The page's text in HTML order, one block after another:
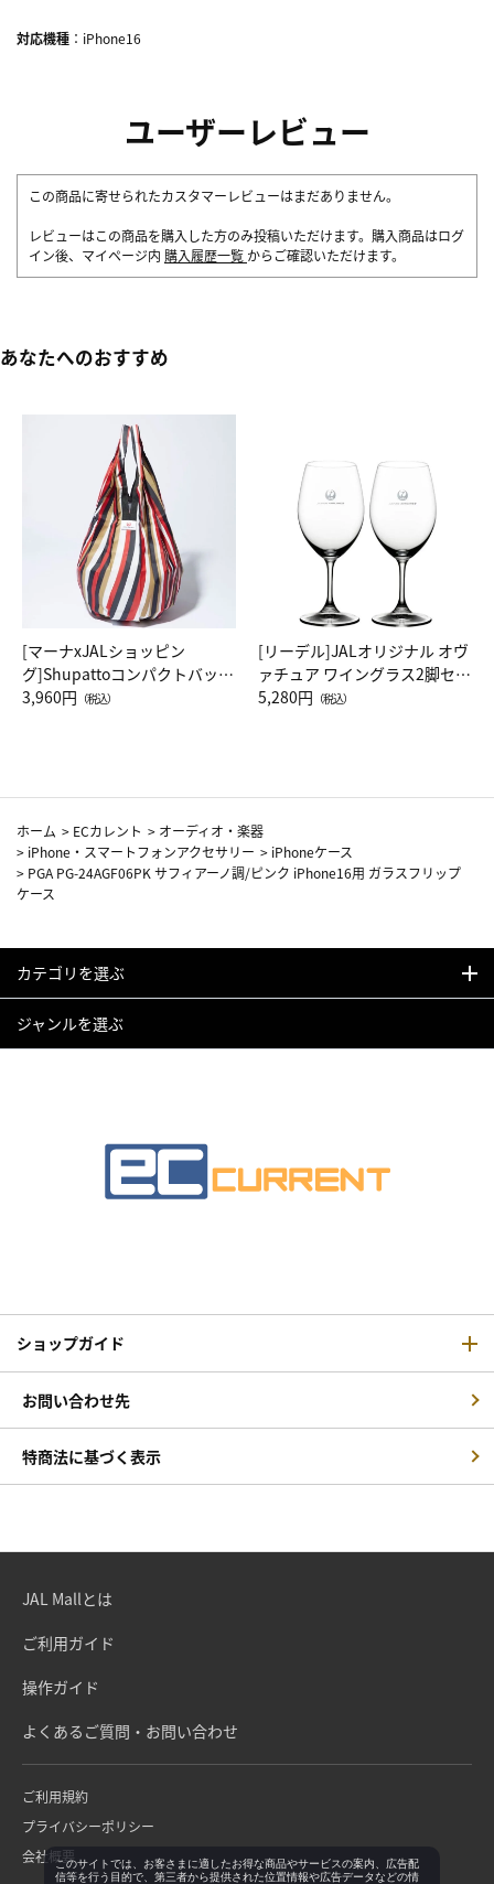
対応機種 ：iPhone16
ユーザーレビュー
この商品に寄せられたカスタマーレビューはまだありません。
レビューはこの商品を購入した方のみ投稿いただけます。購入商品はログ
イン後、マイページ内 購入履歴一覧 からご確認いただけます。
あなたへのおすすめ
[マーナxJALショッピン
グ]Shupattoコンパクトバッグ
Drop JAL客室乗務員（LC）ス
3,960円 （税込）
[リーデル]JALオリジナル オヴ
ァチュア ワイングラス2脚セッ
ト（レッドワイン）
5,280円 （税込）
ホーム > ECカレント > オーディオ・楽器
> iPhone・スマートフォンアクセサリー > iPhoneケース
> PGA PG-24AGF06PK サフィアーノ調/ピンク iPhone16用 ガラスフリップ
ケース
カテゴリを選ぶ
ジャンルを選ぶ
ショップガイド
お問い合わせ先
特商法に基づく表示
JAL Mallとは
ご利用ガイド
操作ガイド
よくあるご質問・お問い合わせ
ご利用規約
プライバシーポリシー
会社概要このサイトでは、お客さまに適したお得な商品やサービスの案内、広告配
信等を行う目的で、第三者から提供された位置情報や広告データなどの情